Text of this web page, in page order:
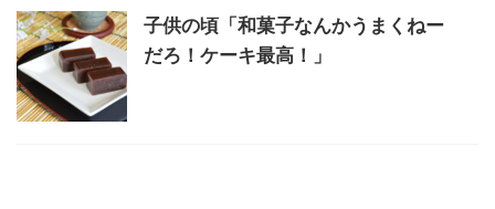
子供の頃「和菓子なんかうまくねー
だろ！ケーキ最高！」